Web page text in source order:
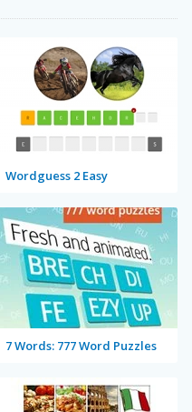
Wordguess 2 Easy
7 Words: 777 Word Puzzles